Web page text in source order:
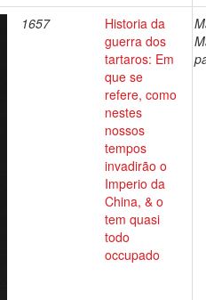
1657
Historia da
guerra dos
tartaros: Em
que se
refere, como
nestes
nossos
tempos
invadirão o
Imperio da
China, & o
tem quasi
todo
occupado